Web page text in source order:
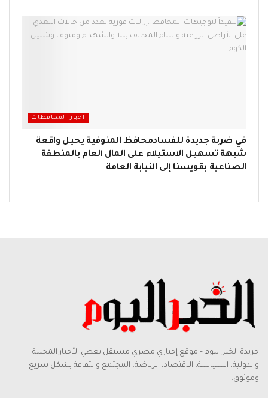
اخبار المحافظات
في ضربة جديدة للفسادمحافظ المنوفية يحيل واقعة
شبهة تسهيل الاستيلاء على المال العام بالمنطقة
الصناعية بقويسنا إلى النيابة العامة
جريدة الخبر اليوم – موقع إخباري مصري مستقل يغطي الأخبار المحلية
والدولية، السياسة، الاقتصاد، الرياضة، المجتمع والثقافة بشكل سريع
وموثوق.